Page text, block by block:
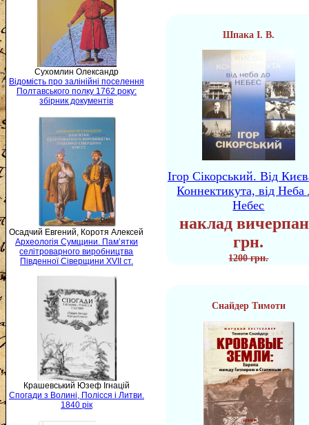
Сухомлин Олександр
Відомість про залінійні поселення
Полтавського полку 1762 року:
збірник документів
Осадчий Евгений, Коротя Алексей
Археологія Сумщини. Пам’ятки
селітроварного виробництва
Південної Сіверщини XVII ст.
Крашевський Юзеф Ігнацій
Спогади з Волині, Полісся і Литви.
1840 рік
Шпака І. В.
Ігор Сікорський. Від
Коннектикута, від Неба
Небес
наклад
грн.
1200 грн.
Снайдер Тимоти